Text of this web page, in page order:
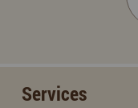
Services